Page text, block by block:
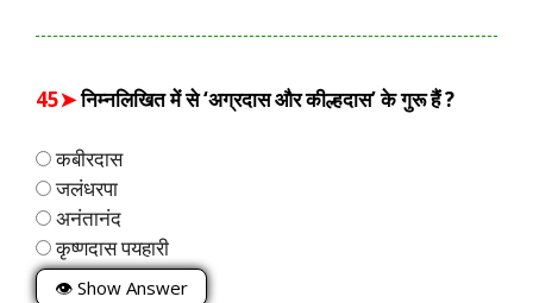
45➤निम्नलिखित में से ‘अग्रदास और कील्हदास’ के गुरू हैं ?
कबीरदास
जलंधरपा
अनंतानंद
कृष्णदास पयहारी
👁 Show Answer